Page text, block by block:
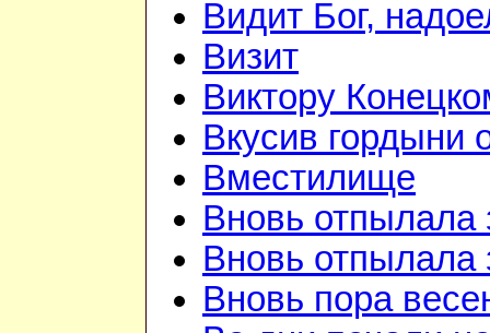
Видит Бог,
Визит
Виктору
Вкусив гордыни
Вместилище
Вновь отпылала
Вновь отпылала
Вновь пора